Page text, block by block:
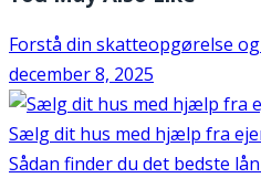
Forstå din skatteopgørelse
december 8, 2025
Sælg dit hus med hjælp fra
Sådan finder du det bedste